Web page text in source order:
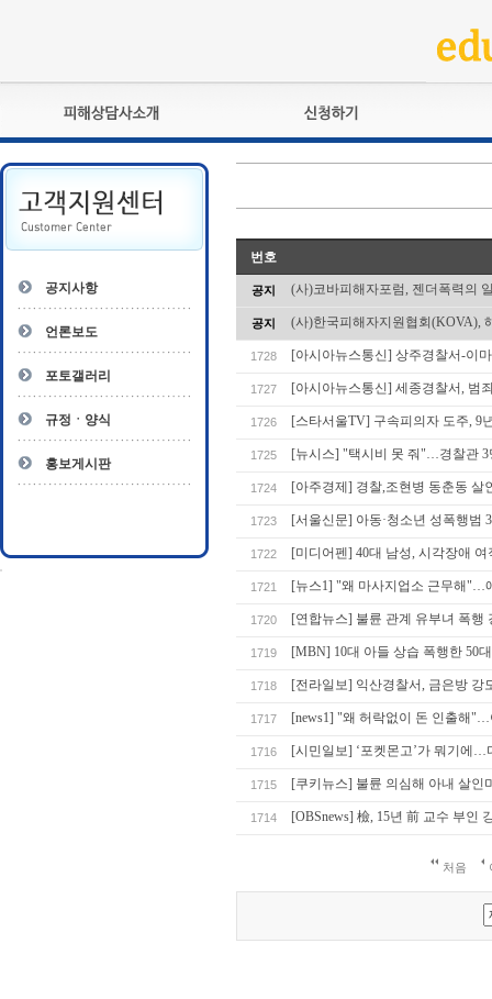
피해상담사란?
자격관리규정
상담사 자격증 확인
- 피해상담사 1급
- 전문수련감독자
- 전문수련기관
교육훈련
자격심사
자격복원
공지사항
언론보도
포토갤러리
규정ㆍ양식
홍보게시판
번호
공지 (사)코바피해자포럼, 젠더폭력의
공지 (사)한국피해자지원협회(KOVA),
1728 [아시아뉴스통신] 상주경찰서-이
1727 [아시아뉴스통신] 세종경찰서, 범
1726 [스타서울TV] 구속피의자 도주,
1725 [뉴시스] "택시비 못 줘"…경찰관
1724 [아주경제] 경찰,조현병 동춘동
1723 [서울신문] 아동·청소년 성폭행범
1722 [미디어펜] 40대 남성, 시각장애
1721 [뉴스1] "왜 마사지업소 근무해"…
1720 [연합뉴스] 불륜 관계 유부녀 폭
1719 [MBN] 10대 아들 상습 폭행한 50
1718 [전라일보] 익산경찰서, 금은방 강
1717 [news1] "왜 허락없이 돈 인출해
1716 [시민일보] ‘포켓몬고’가 뭐기에
1715 [쿠키뉴스] 불륜 의심해 아내 살
1714 [OBSnews] 檢, 15년 前 교수 부인
처음